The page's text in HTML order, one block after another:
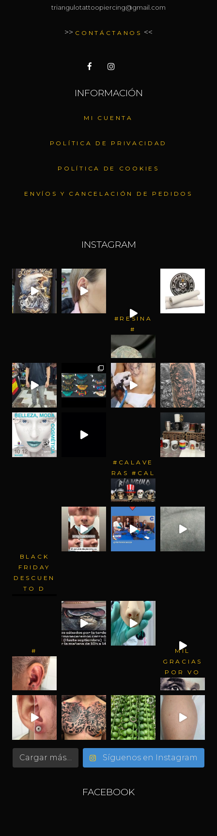
triangulotattoopiercing@gmail.com
>> CONTÁCTANOS <<
INFORMACIÓN
MI CUENTA
POLÍTICA DE PRIVACIDAD
POLÍTICA DE COOKIES
ENVÍOS Y CANCELACIÓN DE PEDIDOS
INSTAGRAM
#RESINA
#
#CALAVE
RAS #CAL
BLACK
FRIDAY
DESCUEN
TO D
#
MIL
GRACIAS
POR VO
Cargar más… Síguenos en Instagram
FACEBOOK